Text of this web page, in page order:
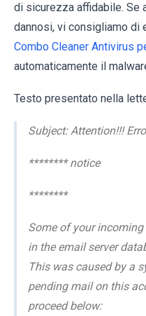
di sicurezza affidabile. Se
dannosi, vi consigliamo di
Combo Cleaner Antivirus
automaticamente il
Testo presentato nella
Subject: Attention!!!
******** notice
********
Some of your
in the email server
This was caused by a
pending mail on this
proceed below: